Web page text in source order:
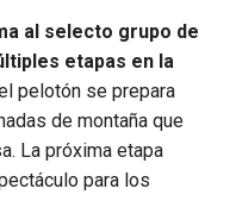
al selecto grupo de
etapas en la
pelotón se prepara
de montaña que
La próxima etapa
para los